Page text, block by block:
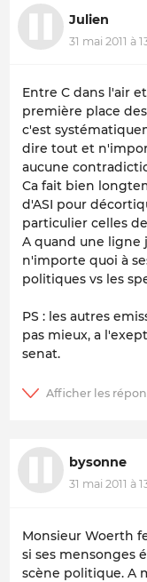
Julien
31 mai 2011 à
Entre C dans l'air
première place
c'est
dire tout et
aucune
Ca fait bien
d'ASI pour
particulier celles
A quand une ligne
n'importe quoi à
politiques vs les
PS : les autres
pas mieux, a
senat.
bysonne
31 mai 2011 à
Monsieur Woerth
si ses mensonges
scène politique. A